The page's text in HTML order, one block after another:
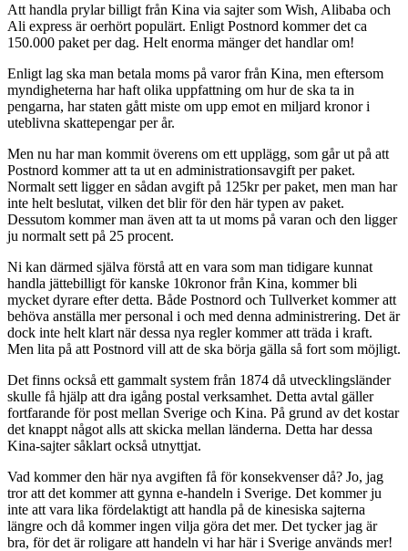
Att handla prylar billigt från Kina via sajter som Wish, Alibaba och
Ali express är oerhört populärt. Enligt Postnord kommer det ca
150.000 paket per dag. Helt enorma mänger det handlar om!
Enligt lag ska man betala moms på varor från Kina, men eftersom
myndigheterna har haft olika uppfattning om hur de ska ta in
pengarna, har staten gått miste om upp emot en miljard kronor i
uteblivna skattepengar per år.
Men nu har man kommit överens om ett upplägg, som går ut på att
Postnord kommer att ta ut en administrationsavgift per paket.
Normalt sett ligger en sådan avgift på 125kr per paket, men man har
inte helt beslutat, vilken det blir för den här typen av paket.
Dessutom kommer man även att ta ut moms på varan och den ligger
ju normalt sett på 25 procent.
Ni kan därmed själva förstå att en vara som man tidigare kunnat
handla jättebilligt för kanske 10kronor från Kina, kommer bli
mycket dyrare efter detta. Både Postnord och Tullverket kommer att
behöva anställa mer personal i och med denna administrering. Det är
dock inte helt klart när dessa nya regler kommer att träda i kraft.
Men lita på att Postnord vill att de ska börja gälla så fort som möjligt.
Det finns också ett gammalt system från 1874 då utvecklingsländer
skulle få hjälp att dra igång postal verksamhet. Detta avtal gäller
fortfarande för post mellan Sverige och Kina. På grund av det kostar
det knappt något alls att skicka mellan länderna. Detta har dessa
Kina-sajter såklart också utnyttjat.
Vad kommer den här nya avgiften få för konsekvenser då? Jo, jag
tror att det kommer att gynna e-handeln i Sverige. Det kommer ju
inte att vara lika fördelaktigt att handla på de kinesiska sajterna
längre och då kommer ingen vilja göra det mer. Det tycker jag är
bra, för det är roligare att handeln vi har här i Sverige används mer!